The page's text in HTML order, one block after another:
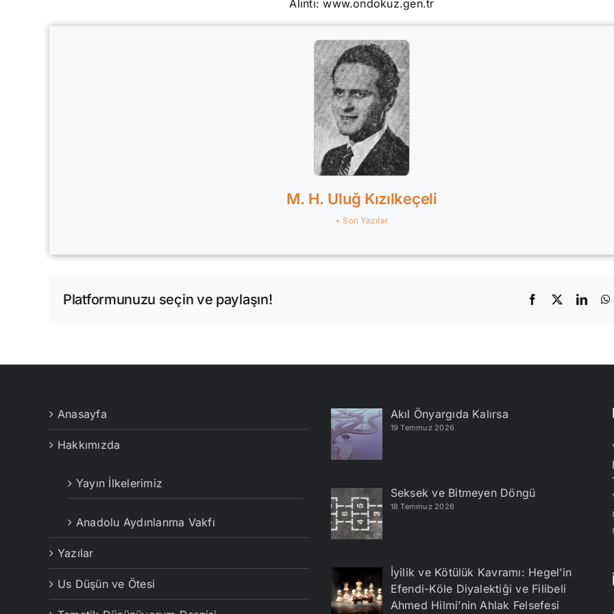
Alıntı: www.ondokuz.gen.tr
M. H. Uluğ Kızılkeçeli
+ Son Yazılar
Platformunuzu seçin ve paylaşın! Facebook
Anasayfa
Hakkımızda
Yayın İlkelerimiz
Anadolu Aydınlanma Vakfı
Yazılar
Us Düşün ve Ötesi
Akıl Önyargıda Kalırsa
19 Temmuz 2026
Seksek ve Bitmeyen Döngü
18 Temmuz 2026
İyilik ve Kötülük Kavramı: Hegel’in
Efendi-Köle Diyalektiği ve Filibeli
Ahmed Hilmi’nin Ahlak Felsefesi